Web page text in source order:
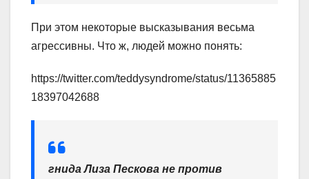
При этом некоторые высказывания весьма
агрессивны. Что ж, людей можно понять:
https://twitter.com/teddysyndrome/status/11365885
18397042688
гнида Лиза Пескова не против